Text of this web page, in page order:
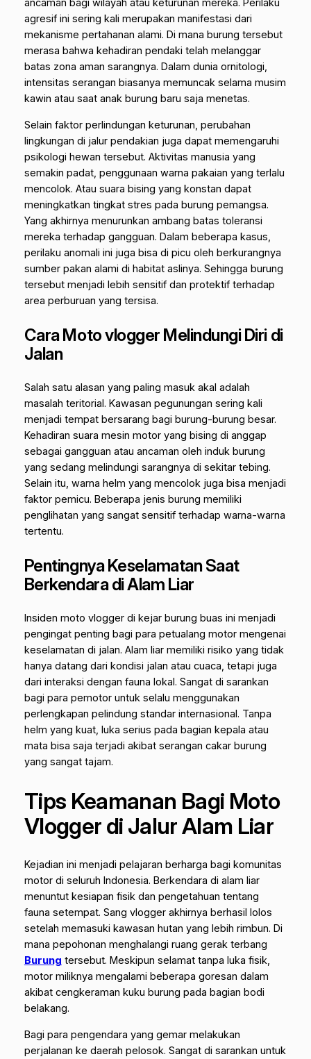
ancaman bagi wilayah atau keturunan mereka. Perilaku
agresif ini sering kali merupakan manifestasi dari
mekanisme pertahanan alami. Di mana burung tersebut
merasa bahwa kehadiran pendaki telah melanggar
batas zona aman sarangnya. Dalam dunia ornitologi,
intensitas serangan biasanya memuncak selama musim
kawin atau saat anak burung baru saja menetas.
Selain faktor perlindungan keturunan, perubahan
lingkungan di jalur pendakian juga dapat memengaruhi
psikologi hewan tersebut. Aktivitas manusia yang
semakin padat, penggunaan warna pakaian yang terlalu
mencolok. Atau suara bising yang konstan dapat
meningkatkan tingkat stres pada burung pemangsa.
Yang akhirnya menurunkan ambang batas toleransi
mereka terhadap gangguan. Dalam beberapa kasus,
perilaku anomali ini juga bisa di picu oleh berkurangnya
sumber pakan alami di habitat aslinya. Sehingga burung
tersebut menjadi lebih sensitif dan protektif terhadap
area perburuan yang tersisa.
Cara Moto vlogger Melindungi Diri di
Jalan
Salah satu alasan yang paling masuk akal adalah
masalah teritorial. Kawasan pegunungan sering kali
menjadi tempat bersarang bagi burung-burung besar.
Kehadiran suara mesin motor yang bising di anggap
sebagai gangguan atau ancaman oleh induk burung
yang sedang melindungi sarangnya di sekitar tebing.
Selain itu, warna helm yang mencolok juga bisa menjadi
faktor pemicu. Beberapa jenis burung memiliki
penglihatan yang sangat sensitif terhadap warna-warna
tertentu.
Pentingnya Keselamatan Saat
Berkendara di Alam Liar
Insiden moto vlogger di kejar burung buas ini menjadi
pengingat penting bagi para petualang motor mengenai
keselamatan di jalan. Alam liar memiliki risiko yang tidak
hanya datang dari kondisi jalan atau cuaca, tetapi juga
dari interaksi dengan fauna lokal. Sangat di sarankan
bagi para pemotor untuk selalu menggunakan
perlengkapan pelindung standar internasional. Tanpa
helm yang kuat, luka serius pada bagian kepala atau
mata bisa saja terjadi akibat serangan cakar burung
yang sangat tajam.
Tips Keamanan Bagi Moto
Vlogger di Jalur Alam Liar
Kejadian ini menjadi pelajaran berharga bagi komunitas
motor di seluruh Indonesia. Berkendara di alam liar
menuntut kesiapan fisik dan pengetahuan tentang
fauna setempat. Sang vlogger akhirnya berhasil lolos
setelah memasuki kawasan hutan yang lebih rimbun. Di
mana pepohonan menghalangi ruang gerak terbang
Burung tersebut. Meskipun selamat tanpa luka fisik,
motor miliknya mengalami beberapa goresan dalam
akibat cengkeraman kuku burung pada bagian bodi
belakang.
Bagi para pengendara yang gemar melakukan
perjalanan ke daerah pelosok. Sangat di sarankan untuk